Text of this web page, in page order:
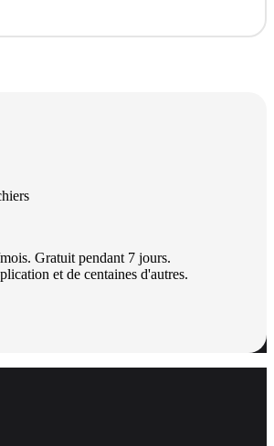
Gratuit pendant 7 jours.
et de centaines d'autres.